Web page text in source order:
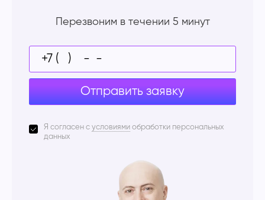
Перезвоним в течении 5 минут
Отправить заявку
Я согласен с условиями обработки персональных
данных